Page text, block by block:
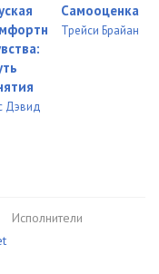
05:05
Дэвид
Самооценка
Трейси Брайан
Исполнители